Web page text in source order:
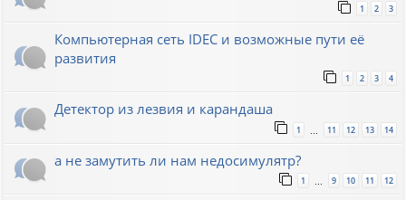
1 2 3
Компьютерная сеть IDEC и возможные пути её
развития
1 2 3 4
Детектор из лезвия и карандаша
1 11 12 13 14
а не замутить ли нам недосимулятр?
1 9 10 11 12